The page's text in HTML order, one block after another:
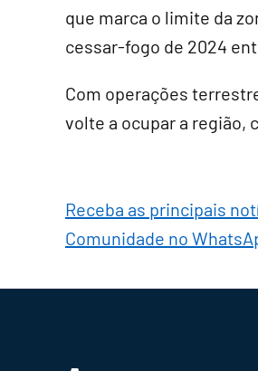
que marca o limite da
cessar-fogo de 2024
Com operações
volte a ocupar a região,
Receba as principais
Comunidade no